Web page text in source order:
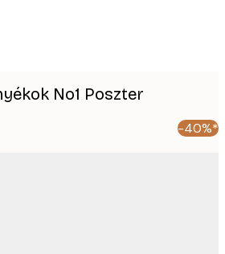
No1 Poszter
-40%*